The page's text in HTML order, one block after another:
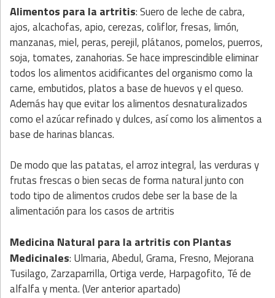
Alimentos para la artritis: Suero de leche de cabra,
ajos, alcachofas, apio, cerezas, coliflor, fresas, limón,
manzanas, miel, peras, perejil, plátanos, pomelos, puerros,
soja, tomates, zanahorias. Se hace imprescindible eliminar
todos los alimentos acidificantes del organismo como la
carne, embutidos, platos a base de huevos y el queso.
Además hay que evitar los alimentos desnaturalizados
como el azúcar refinado y dulces, así como los alimentos a
base de harinas blancas.
De modo que las patatas, el arroz integral, las verduras y
frutas frescas o bien secas de forma natural junto con
todo tipo de alimentos crudos debe ser la base de la
alimentación para los casos de artritis
Medicina Natural para la artritis con Plantas
Medicinales: Ulmaria, Abedul, Grama, Fresno, Mejorana
Tusilago, Zarzaparrilla, Ortiga verde, Harpagofito, Té de
alfalfa y menta. (Ver anterior apartado)